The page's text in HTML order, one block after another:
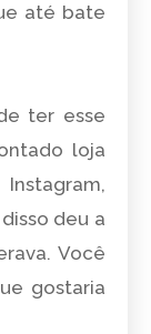
até bate
ter esse
loja
deu a
Você
gostaria